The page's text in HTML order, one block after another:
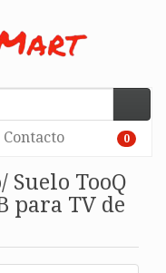
Contacto 0
Suelo TooQ
para TV de